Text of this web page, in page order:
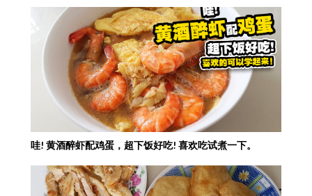
哇! 黄酒醉虾配鸡蛋，超下饭好吃! 喜欢吃试煮一下。